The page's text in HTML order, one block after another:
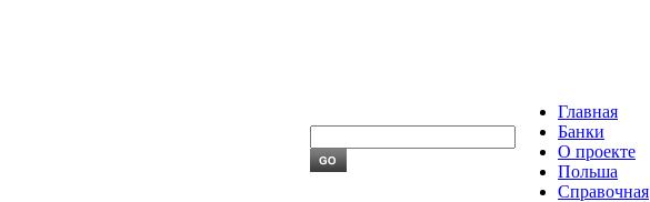
Главная
Банки
О проекте
Польша
Справочная